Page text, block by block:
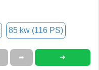
85 kw (116 PS)
➦ ➜